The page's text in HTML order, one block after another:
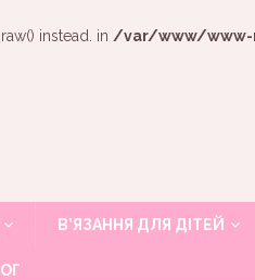
instead. in /var/www/www-
В’ЯЗАННЯ ДЛЯ ДІТЕЙ